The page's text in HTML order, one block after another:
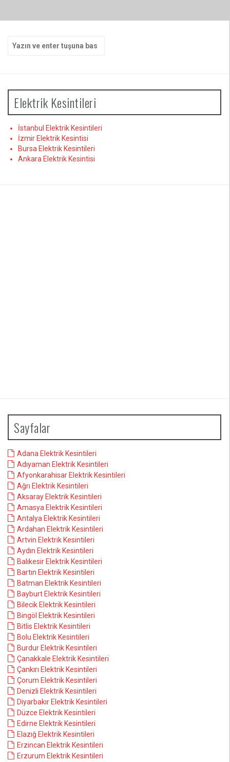
yap:
Elektrik Kesintileri
İstanbul Elektrik Kesintileri
İzmir Elektrik Kesintisi
Bursa Elektrik Kesintileri
Ankara Elektrik Kesintisi
Sayfalar
Adana Elektrik Kesintileri
Adıyaman Elektrik Kesintileri
Afyonkarahisar Elektrik Kesintileri
Ağrı Elektrik Kesintileri
Aksaray Elektrik Kesintileri
Amasya Elektrik Kesintileri
Antalya Elektrik Kesintileri
Ardahan Elektrik Kesintileri
Artvin Elektrik Kesintileri
Aydın Elektrik Kesintileri
Balıkesir Elektrik Kesintileri
Bartın Elektrik Kesintileri
Batman Elektrik Kesintileri
Bayburt Elektrik Kesintileri
Bilecik Elektrik Kesintileri
Bingöl Elektrik Kesintileri
Bitlis Elektrik Kesintileri
Bolu Elektrik Kesintileri
Burdur Elektrik Kesintileri
Çanakkale Elektrik Kesintileri
Çankırı Elektrik Kesintileri
Çorum Elektrik Kesintileri
Denizli Elektrik Kesintileri
Diyarbakır Elektrik Kesintileri
Düzce Elektrik Kesintileri
Edirne Elektrik Kesintileri
Elazığ Elektrik Kesintileri
Erzincan Elektrik Kesintileri
Erzurum Elektrik Kesintileri